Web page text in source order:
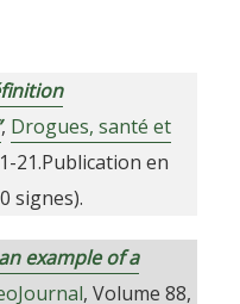
, Drogues, santé et
21.Publication en
signes).
example of a
, Volume 88,